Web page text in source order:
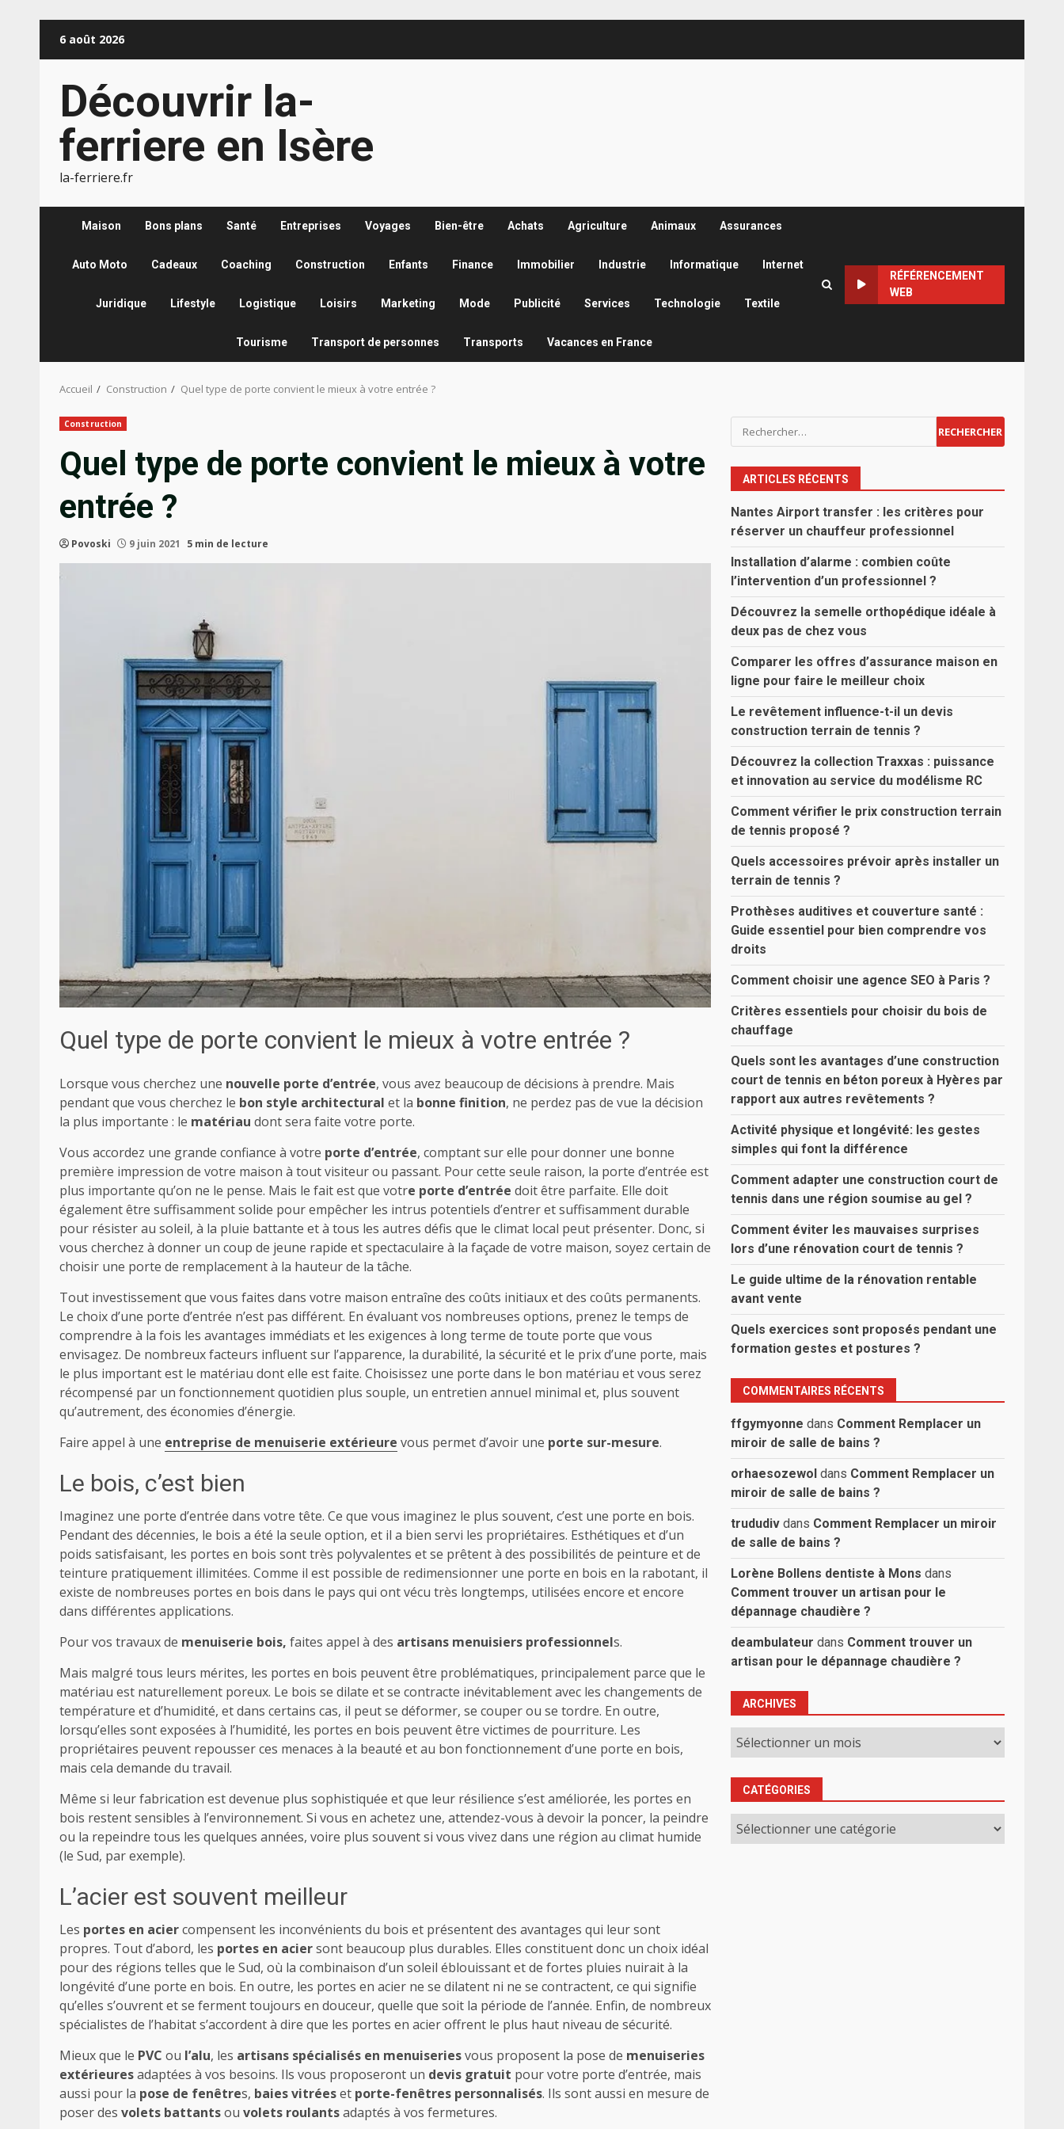
6 août 2026
Découvrir la-
ferriere en Isère
la-ferriere.fr
Maison Bons plans Santé Entreprises Voyages Bien-être Achats Agriculture Animaux Assurances
Auto Moto Cadeaux Coaching Construction Enfants Finance Immobilier Industrie Informatique Internet
Juridique Lifestyle Logistique Loisirs Marketing Mode Publicité Services Technologie Textile
Tourisme Transport de personnes Transports Vacances en France
RÉFÉRENCEMENT
WEB
Accueil Construction Quel type de porte convient le mieux à votre entrée ?
Construction
Quel type de porte convient le mieux à votre
entrée ?
Povoski 9 juin 2021 5 min de lecture
Quel type de porte convient le mieux à votre entrée ?
Lorsque vous cherchez une nouvelle porte d’entrée, vous avez beaucoup de décisions à prendre. Mais
pendant que vous cherchez le bon style architectural et la bonne finition, ne perdez pas de vue la décision
la plus importante : le matériau dont sera faite votre porte.
Vous accordez une grande confiance à votre porte d’entrée, comptant sur elle pour donner une bonne
première impression de votre maison à tout visiteur ou passant. Pour cette seule raison, la porte d’entrée est
plus importante qu’on ne le pense. Mais le fait est que votre porte d’entrée doit être parfaite. Elle doit
également être suffisamment solide pour empêcher les intrus potentiels d’entrer et suffisamment durable
pour résister au soleil, à la pluie battante et à tous les autres défis que le climat local peut présenter. Donc, si
vous cherchez à donner un coup de jeune rapide et spectaculaire à la façade de votre maison, soyez certain de
choisir une porte de remplacement à la hauteur de la tâche.
Tout investissement que vous faites dans votre maison entraîne des coûts initiaux et des coûts permanents.
Le choix d’une porte d’entrée n’est pas différent. En évaluant vos nombreuses options, prenez le temps de
comprendre à la fois les avantages immédiats et les exigences à long terme de toute porte que vous
envisagez. De nombreux facteurs influent sur l’apparence, la durabilité, la sécurité et le prix d’une porte, mais
le plus important est le matériau dont elle est faite. Choisissez une porte dans le bon matériau et vous serez
récompensé par un fonctionnement quotidien plus souple, un entretien annuel minimal et, plus souvent
qu’autrement, des économies d’énergie.
Faire appel à une entreprise de menuiserie extérieure vous permet d’avoir une porte sur-mesure.
Le bois, c’est bien
Imaginez une porte d’entrée dans votre tête. Ce que vous imaginez le plus souvent, c’est une porte en bois.
Pendant des décennies, le bois a été la seule option, et il a bien servi les propriétaires. Esthétiques et d’un
poids satisfaisant, les portes en bois sont très polyvalentes et se prêtent à des possibilités de peinture et de
teinture pratiquement illimitées. Comme il est possible de redimensionner une porte en bois en la rabotant, il
existe de nombreuses portes en bois dans le pays qui ont vécu très longtemps, utilisées encore et encore
dans différentes applications.
Pour vos travaux de menuiserie bois, faites appel à des artisans menuisiers professionnels.
Mais malgré tous leurs mérites, les portes en bois peuvent être problématiques, principalement parce que le
matériau est naturellement poreux. Le bois se dilate et se contracte inévitablement avec les changements de
température et d’humidité, et dans certains cas, il peut se déformer, se couper ou se tordre. En outre,
lorsqu’elles sont exposées à l’humidité, les portes en bois peuvent être victimes de pourriture. Les
propriétaires peuvent repousser ces menaces à la beauté et au bon fonctionnement d’une porte en bois,
mais cela demande du travail.
Même si leur fabrication est devenue plus sophistiquée et que leur résilience s’est améliorée, les portes en
bois restent sensibles à l’environnement. Si vous en achetez une, attendez-vous à devoir la poncer, la peindre
ou la repeindre tous les quelques années, voire plus souvent si vous vivez dans une région au climat humide
(le Sud, par exemple).
L’acier est souvent meilleur
Les portes en aciercompensent les inconvénients du bois et présentent des avantages qui leur sont
propres. Tout d’abord, les portes en aciersont beaucoup plus durables. Elles constituent donc un choix idéal
pour des régions telles que le Sud, où la combinaison d’un soleil éblouissant et de fortes pluies nuirait à la
longévité d’une porte en bois. En outre, les portes en acier ne se dilatent ni ne se contractent, ce qui signifie
qu’elles s’ouvrent et se ferment toujours en douceur, quelle que soit la période de l’année. Enfin, de nombreux
spécialistes de l’habitat s’accordent à dire que les portes en acier offrent le plus haut niveau de sécurité.
Mieux que le PVC ou l’alu, les artisans spécialisés en menuiseriesvous proposent la pose de menuiseries
extérieuresadaptées à vos besoins. Ils vous proposeront un devis gratuit pour votre porte d’entrée, mais
aussi pour la pose de fenêtres, baies vitréeset porte-fenêtres personnalisés. Ils sont aussi en mesure de
poser des volets battantsou volets roulantsadaptés à vos fermetures.
Rechercher :
ARTICLES RÉCENTS
Nantes Airport transfer : les critères pour
réserver un chauffeur professionnel
Installation d’alarme : combien coûte
l’intervention d’un professionnel ?
Découvrez la semelle orthopédique idéale à
deux pas de chez vous
Comparer les offres d’assurance maison en
ligne pour faire le meilleur choix
Le revêtement influence-t-il un devis
construction terrain de tennis ?
Découvrez la collection Traxxas : puissance
et innovation au service du modélisme RC
Comment vérifier le prix construction terrain
de tennis proposé ?
Quels accessoires prévoir après installer un
terrain de tennis ?
Prothèses auditives et couverture santé :
Guide essentiel pour bien comprendre vos
droits
Comment choisir une agence SEO à Paris ?
Critères essentiels pour choisir du bois de
chauffage
Quels sont les avantages d’une construction
court de tennis en béton poreux à Hyères par
rapport aux autres revêtements ?
Activité physique et longévité: les gestes
simples qui font la différence
Comment adapter une construction court de
tennis dans une région soumise au gel ?
Comment éviter les mauvaises surprises
lors d’une rénovation court de tennis ?
Le guide ultime de la rénovation rentable
avant vente
Quels exercices sont proposés pendant une
formation gestes et postures ?
COMMENTAIRES RÉCENTS
ffgymyonne dans Comment Remplacer un
miroir de salle de bains ?
orhaesozewol dans Comment Remplacer un
miroir de salle de bains ?
trududiv dans Comment Remplacer un miroir
de salle de bains ?
Lorène Bollens dentiste à Mons dans
Comment trouver un artisan pour le
dépannage chaudière ?
deambulateur dans Comment trouver un
artisan pour le dépannage chaudière ?
ARCHIVES
Archives
CATÉGORIES
Catégories